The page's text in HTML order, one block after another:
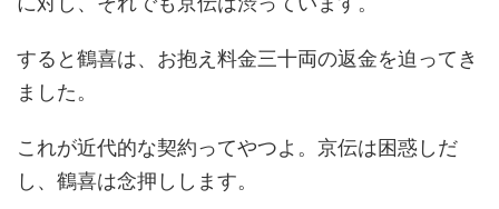
すると鶴喜は、お抱え料金三十両の返金を迫ってき
ました。
これが近代的な契約ってやつよ。京伝は困惑しだ
し、鶴喜は念押しします。